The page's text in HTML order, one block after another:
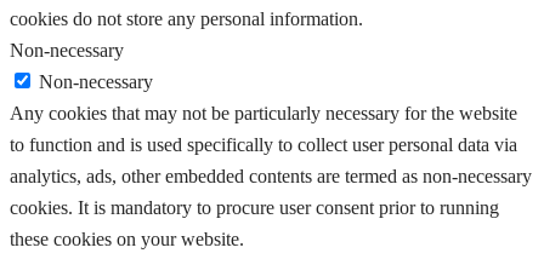
cookies do not store any personal information.
Non-necessary
Non-necessary
Any cookies that may not be particularly necessary for the website
to function and is used specifically to collect user personal data via
analytics, ads, other embedded contents are termed as non-necessary
cookies. It is mandatory to procure user consent prior to running
these cookies on your website.